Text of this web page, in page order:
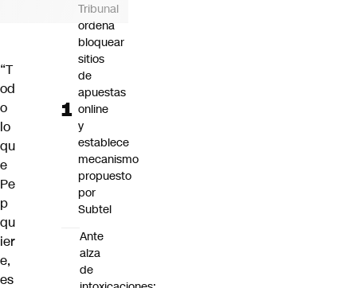
“T
od
o
lo
qu
e
Pe
p
qu
ier
e,
es
Tribunal
ordena
bloquear
sitios
de
apuestas
online
y
establece
mecanismo
propuesto
por
Subtel
Ante
alza
de